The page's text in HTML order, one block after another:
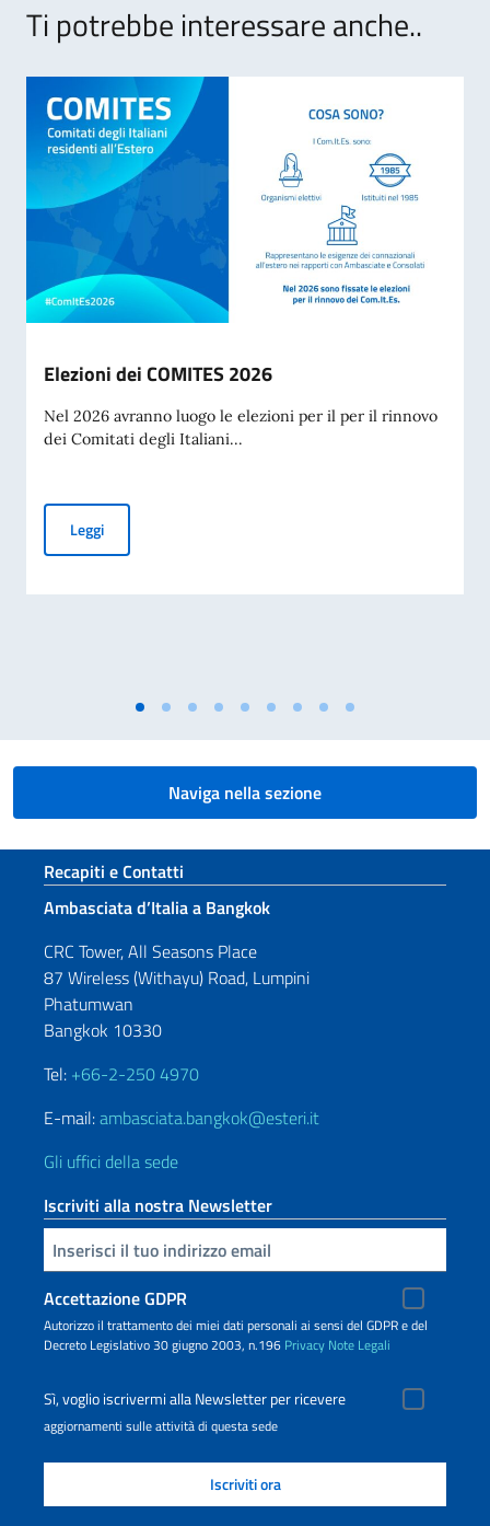
Ti potrebbe interessare anche..
Elezioni dei COMITES 2026
Nel 2026 avranno luogo le elezioni per il per il rinnovo
dei Comitati degli Italiani...
LeggiElezioni dei COMITES 2026
Naviga nella sezione
Sezione footer
Recapiti e Contatti
Ambasciata d’Italia a Bangkok
CRC Tower, All Seasons Place
87 Wireless (Withayu) Road, Lumpini
Phatumwan
Bangkok 10330
Tel: +66-2-250 4970
E-mail:ambasciata.bangkok@esteri.it
Gli uffici della sede
Iscriviti alla nostra Newsletter
Inserisci la tua email
Accettazione GDPR
Autorizzo il trattamento dei miei dati personali ai sensi del GDPR e del
Decreto Legislativo 30 giugno 2003, n.196 Privacy Note Legali
Sì, voglio iscrivermi alla Newsletter per ricevere
aggiornamenti sulle attività di questa sede